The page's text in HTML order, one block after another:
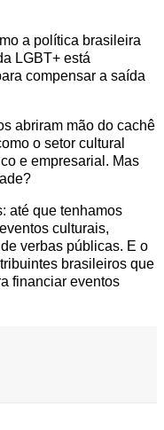
a política brasileira
LGBT+ está
compensar a saída
abriram mão do cachê
o setor cultural
e empresarial. Mas
até que tenhamos
culturais,
verbas públicas. E o
brasileiros que
financiar eventos